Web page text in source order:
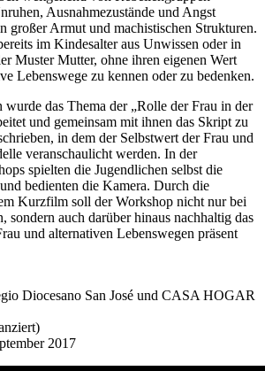
Ausnahmezustände und Angst
großer Armut und machistischen Strukturen.
im Kindesalter aus Unwissen oder in
Muster Mutter, ohne ihren eigenen Wert
Lebenswege zu kennen oder zu bedenken.
das Thema der „Rolle der Frau in der
und gemeinsam mit ihnen das Skript zu
in dem der Selbstwert der Frau und
veranschaulicht werden. In der
spielten die Jugendlichen selbst die
bedienten die Kamera. Durch die
Kurzfilm soll der Workshop nicht nur bei
sondern auch darüber hinaus nachhaltig das
und alternativen Lebenswegen präsent
Diocesano San José und CASA HOGAR
2017